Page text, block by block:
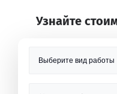
Узнайте